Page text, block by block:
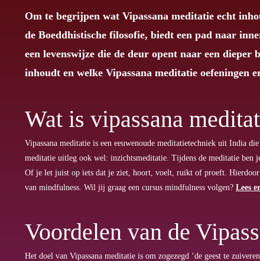
Om te begrijpen wat Vipassana meditatie echt
de Boeddhistische filosofie, biedt een pad naar
een levenswijze die de deur opent naar een
inhoudt en welke Vipassana meditatie oefeningen
Wat is vipassana
Vipassana meditatie is een eeuwenoude meditatietechniek uit India
meditatie uitleg ook wel: inzichtsmeditatie. Tijdens de meditatie ben
Of je let juist op iets dat je ziet, hoort, voelt, ruikt of proeft.
van mindfulness. Wil jij graag een cursus mindfulness volgen? Lees
Voordelen van de
Het doel van Vipassana meditatie is om zogezegd ‘de geest te